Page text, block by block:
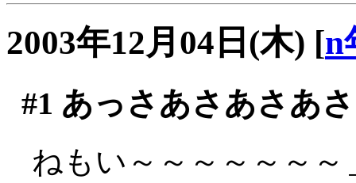
2003年12月04日(木) [n
#1 あっさあさあさあ
ねもい～～～～～～～